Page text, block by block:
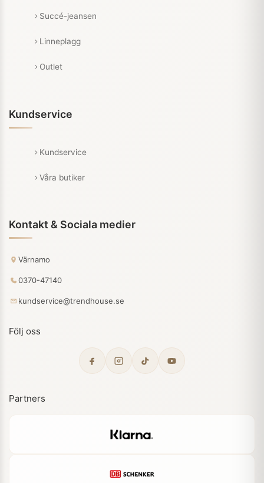
Succé-jeansen
Linneplagg
Outlet
Kundservice
Kundservice
Våra butiker
Kontakt & Sociala medier
Värnamo
0370-47140
kundservice@trendhouse.se
Följ oss
Partners